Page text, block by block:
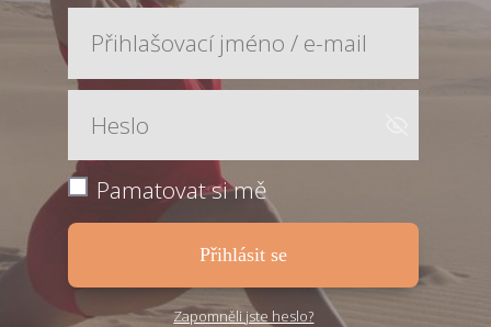
Pamatovat si mě
Přihlásit se
Zapomněli jste heslo?